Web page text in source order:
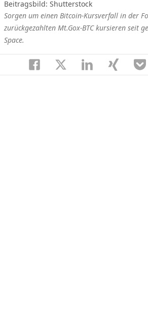
Beitragsbild: Shutterstock
Sorgen um einen Bitcoin-Kursverfall in der
zurückgezahlten Mt.Gox-BTC kursieren seit
Space.